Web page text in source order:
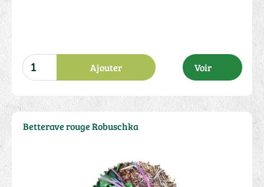
Ajouter Voir
Betterave rouge Robuschka